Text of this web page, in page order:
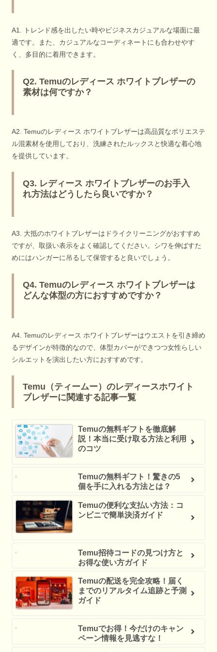
A1. トレンド感を出したい時やビジネスカジュアルな場面に最
適です。また、カジュアルなコーディネートにも合わせやす
く、多目的に着用できます。
Q2. Temuのレディース ホワイトブレザーの
素材は何ですか？
A2. Temuのレディース ホワイトブレザーは高品質なポリエステ
ル混素材を使用しており、洗練されたルックスと快適な着心地
を提供しています。
Q3. レディース ホワイトブレザーのお手入
れ方法はどうしたら良いですか？
A3. 大抵のホワイトブレザーはドライクリーニングがおすすめ
ですが、取扱い表示をよく確認してください。シワを伸ばすた
めにはハンガーに吊るして保管すると良いでしょう。
Q4. Temuのレディース ホワイトブレザーは
どんな体型の方におすすめですか？
A4. Temuのレディース ホワイトブレザーはウエストを引き締め
るデザインが特徴的なので、体型カバーができつつ女性らしい
シルエットを演出したい方におすすめです。
Temu（ティームー）のレディースホワイト
ブレザーに関連する記事一覧
Temuの無料ギフトを徹底解
説！本当に受け取る方法と利用
のコツ
Temuの無料ギフト！驚きの5
個を手に入れる方法とは？
Temuの便利な支払い方法：コ
ンビニで簡単決済ガイド
Temu招待コードの見つけ方と
お得な使い方ガイド
Temuの配送を完全攻略！届く
までのリアルタイム追跡と予測
ガイド
Temuでお得！今だけのキャン
ペーン情報を見逃すな！